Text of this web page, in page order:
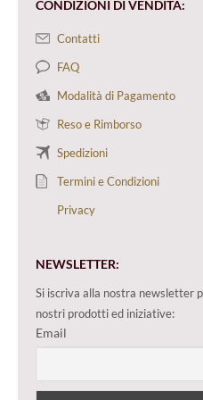
CONDIZIONI DI VENDITA:
Contatti
FAQ
Modalità di Pagamento
Reso e Rimborso
Spedizioni
Termini e Condizioni
Privacy
NEWSLETTER:
Si iscriva alla nostra newsletter
nostri prodotti ed iniziative:
Email